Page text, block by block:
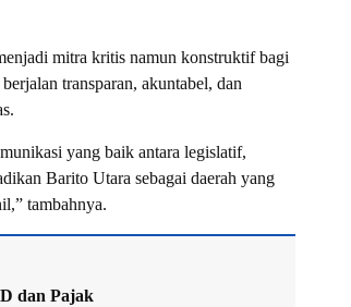
mitra kritis namun konstruktif bagi
transparan, akuntabel, dan
yang baik antara legislatif,
Barito Utara sebagai daerah yang
tambahnya.
dan Pajak